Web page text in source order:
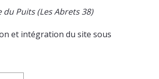
Puits (Les Abrets 38)
et intégration du site sous